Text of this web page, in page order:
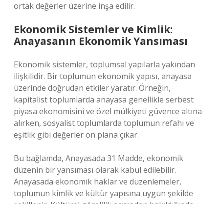
ortak değerler üzerine inşa edilir.
Ekonomik Sistemler ve Kimlik:
Anayasanın Ekonomik Yansıması
Ekonomik sistemler, toplumsal yapılarla yakından
ilişkilidir. Bir toplumun ekonomik yapısı, anayasa
üzerinde doğrudan etkiler yaratır. Örneğin,
kapitalist toplumlarda anayasa genellikle serbest
piyasa ekonomisini ve özel mülkiyeti güvence altına
alırken, sosyalist toplumlarda toplumun refahı ve
eşitlik gibi değerler ön plana çıkar.
Bu bağlamda, Anayasada 31 Madde, ekonomik
düzenin bir yansıması olarak kabul edilebilir.
Anayasada ekonomik haklar ve düzenlemeler,
toplumun kimlik ve kültür yapısına uygun şekilde